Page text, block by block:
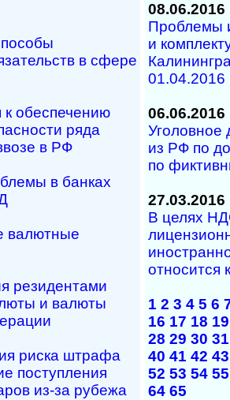
в сфере
к обеспечению
ряда
в РФ
в банках
валютные
ре­зи­ден­та­ми
и валюты
риска штрафа
поступления
из-за рубежа
08.06.2016
Проблемы
и
01.04.2016
06.06.2016
Уголовное
из РФ по
по
27.03.2016
В целях
относится
1 2 3 4 5 6
16 17 18 19
28 29 30 31
40 41 42 43
52 53 54 55
64 65